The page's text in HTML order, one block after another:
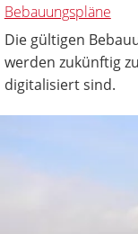
Bebauungspläne
Die gültigen
werden zukünftig
digitalisiert sind.